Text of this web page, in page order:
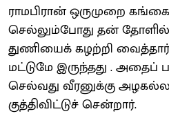
ராமபிரான் ஒருமுறை
செல்லும்போது தன்
துணியைக் கழற்றி வைத்தார்
மட்டுமே இருந்தது . அதைப்
செல்வது வீரனுக்கு
குத்திவிட்டுச் சென்றார்.